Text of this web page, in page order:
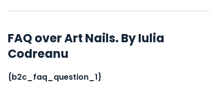
FAQ over Art Nails. By Iulia
Codreanu
{b2c_faq_question_1}